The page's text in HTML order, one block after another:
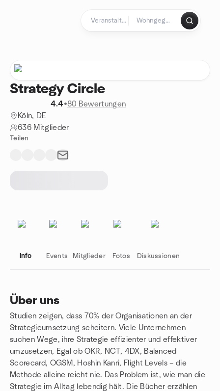
Strategy Circle
4.4•80 Bewertungen
Köln, DE
636 Mitglieder
Teilen
Info Events Mitglieder Fotos Diskussionen
Über uns
Studien zeigen, dass 70% der Organisationen an der
Strategieumsetzung scheitern. Viele Unternehmen
suchen Wege, ihre Strategie effizienter und effektiver
umzusetzen, Egal ob OKR, NCT, 4DX, Balanced
Scorecard, OGSM, Hoshin Kanri, Flight Levels – die
Methode alleine reicht nie. Das Problem ist, wie man die
Strategie im Alltag lebendig hält. Die Bücher erzählen
Gruppenlinks